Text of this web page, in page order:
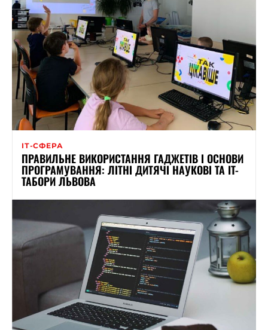
ІТ-СФЕРА
ПРАВИЛЬНЕ ВИКОРИСТАННЯ ГАДЖЕТІВ І ОСНОВИ
ПРОГРАМУВАННЯ: ЛІТНІ ДИТЯЧІ НАУКОВІ ТА IT-
ТАБОРИ ЛЬВОВА